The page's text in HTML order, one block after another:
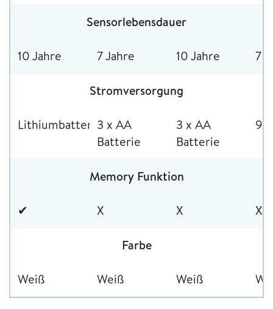
Sensorlebensdauer
10 Jahre 7 Jahre 10 Jahre 7
Stromversorgung
Lithiumbatterie3 x AA
Batterie
3 x AA
Batterie
Memory Funktion
✔ X X X
Farbe
Weiß Weiß Weiß